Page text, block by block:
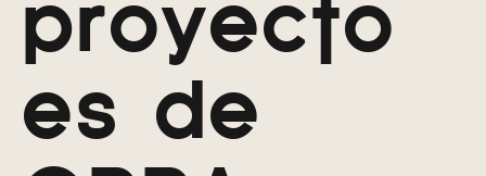
proyecto
es de